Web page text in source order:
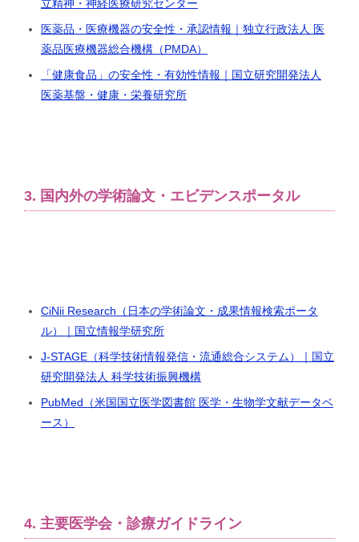
立精神・神経医療研究センター
医薬品・医療機器の安全性・承認情報｜独立行政法人 医
薬品医療機器総合機構（PMDA）
「健康食品」の安全性・有効性情報｜国立研究開発法人
医薬基盤・健康・栄養研究所
3. 国内外の学術論文・エビデンスポータル
CiNii Research（日本の学術論文・成果情報検索ポータ
ル）｜国立情報学研究所
J-STAGE（科学技術情報発信・流通総合システム）｜国立
研究開発法人 科学技術振興機構
PubMed（米国国立医学図書館 医学・生物学文献データベ
ース）
4. 主要医学会・診療ガイドライン